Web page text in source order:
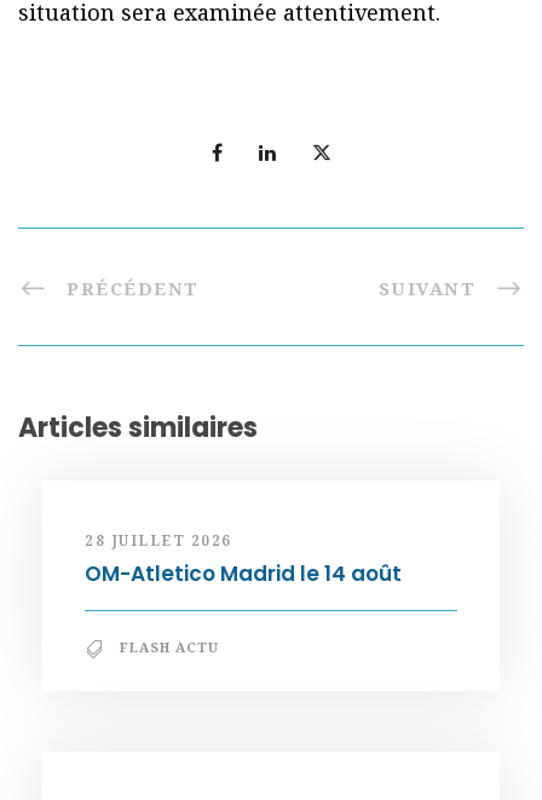
situation sera examinée attentivement.
PRÉCÉDENT SUIVANT
Articles similaires
28 JUILLET 2026
OM-Atletico Madrid le 14 août
FLASH ACTU